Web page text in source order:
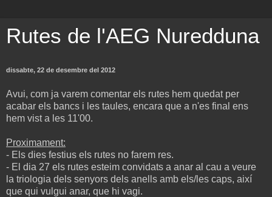
Rutes de l'AEG Nuredduna
dissabte, 22 de desembre del 2012
Avui, com ja varem comentar els rutes hem quedat per
acabar els bancs i les taules, encara que a n'es final ens
hem vist a les 11'00.
Proximament:
- Els dies festius els rutes no farem res.
- El dia 27 els rutes esteim convidats a anar al cau a veure
la triologia dels senyors dels anells amb els/les caps, així
que qui vulgui anar, que hi vagi.